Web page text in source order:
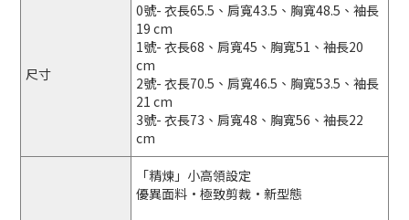
尺寸
0號- 衣長65.5、肩寬43.5、胸寬48.5、袖長
19 cm
1號- 衣長68、肩寬45、胸寬51、袖長20
cm
2號- 衣長70.5、肩寬46.5、胸寬53.5、袖長
21 cm
3號- 衣長73、肩寬48、胸寬56、袖長22
cm
「精煉」小高領設定
優異面料·極致剪裁·新型態